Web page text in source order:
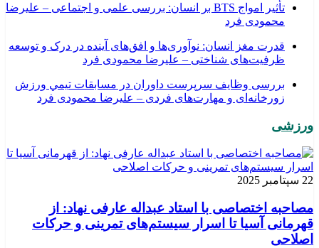
تأثیر امواج BTS بر انسان: بررسی علمی و اجتماعی – علیرضا
محمودی فرد
قدرت مغز انسان: نوآوری‌ها و افق‌های آینده در درک و توسعه
ظرفیت‌های شناختی – علیرضا محمودی فرد
بررسی وظايف سرپرست داوران در مسابقات تیمي ورزش
زورخانه‌ای و مهارت‌های فردی – علیرضا محمودی فرد
ورزشی
22 سپتامبر 2025
مصاحبه اختصاصی با استاد عبداله عارفی نهاد: از
قهرمانی آسیا تا اسرار سیستم‌های تمرینی و حرکات
اصلاحی